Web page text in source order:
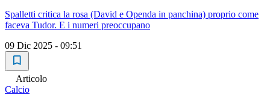
Spalletti critica la rosa (David e Openda in panchina) proprio come
faceva Tudor. E i numeri preoccupano
09 Dic 2025 - 09:51
Articolo
Calcio